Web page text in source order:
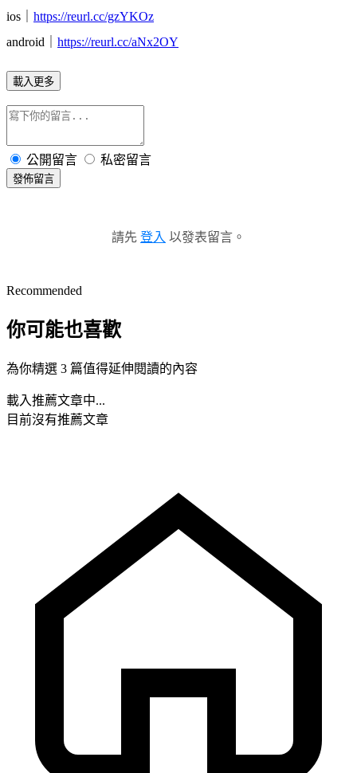
ios｜ https://reurl.cc/gzYKOz
android｜ https://reurl.cc/aNx2OY
載入更多
公開留言 私密留言
發佈留言
請先 登入 以發表留言。
Recommended
你可能也喜歡
為你精選 3 篇值得延伸閱讀的內容
載入推薦文章中...
目前沒有推薦文章